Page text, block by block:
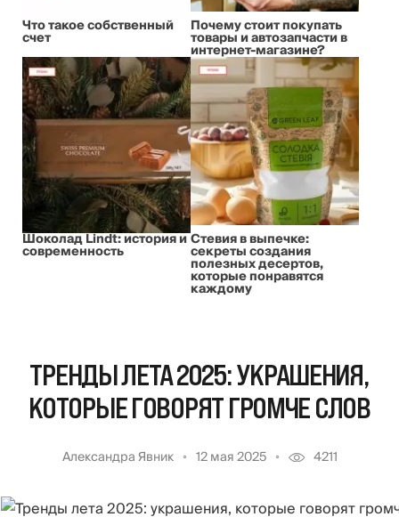
Что такое собственный
счет
Почему стоит покупать
товары и автозапчасти в
интернет-магазине?
Шоколад Lindt: история и
современность
Стевия в выпечке:
секреты создания
полезных десертов,
которые понравятся
каждому
ТРЕНДЫ ЛЕТА 2025: УКРАШЕНИЯ,
КОТОРЫЕ ГОВОРЯТ ГРОМЧЕ СЛОВ
Александра Явник 12 мая 2025 4211